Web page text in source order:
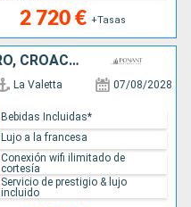
2 720 € +Tasas
MALTA, ITALIA, MONTENEGRO, CROACIA, SEYCHELLES
La Valetta 07/08/2028
Bebidas Incluidas*
Lujo a la francesa
Conexión wifi ilimitado de
cortesía
Servicio de prestigio & lujo
incluido